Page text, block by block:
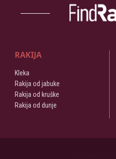
RAKIJA
Kleka
Rakija od jabuke
Rakija od kruške
Rakija od dunje